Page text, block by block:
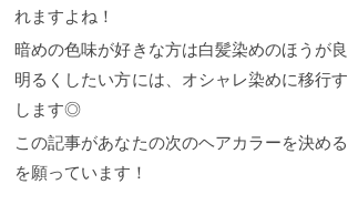
れますよね！
暗めの色味が好きな方は白髪染めのほうが
明るくしたい方には、オシャレ染めに移行
します◎
この記事があなたの次のヘアカラーを決め
を願っています！